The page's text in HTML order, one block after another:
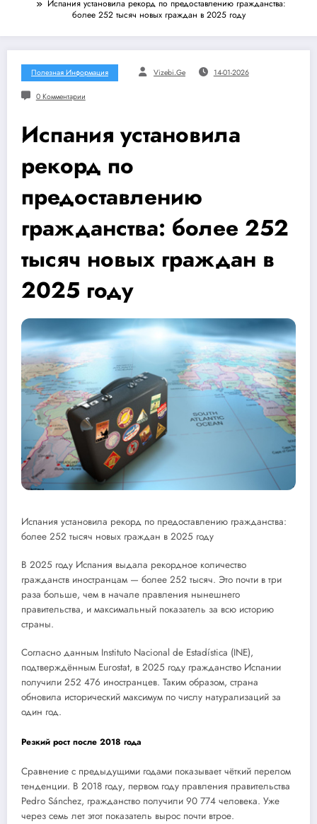
Испания установила рекорд по предоставлению гражданства:
более 252 тысяч новых граждан в 2025 году
Полезная Информация Vizebi.ge 14-01-2026
0 Комментарии
Испания установила
рекорд по
предоставлению
гражданства: более 252
тысяч новых граждан в
2025 году
Испания установила рекорд по предоставлению гражданства:
более 252 тысяч новых граждан в 2025 году
В 2025 году Испания выдала рекордное количество
гражданств иностранцам — более 252 тысяч. Это почти в три
раза больше, чем в начале правления нынешнего
правительства, и максимальный показатель за всю историю
страны.
Согласно данным Instituto Nacional de Estadística (INE),
подтверждённым Eurostat, в 2025 году гражданство Испании
получили 252 476 иностранцев. Таким образом, страна
обновила исторический максимум по числу натурализаций за
один год.
Резкий рост после 2018 года
Сравнение с предыдущими годами показывает чёткий перелом
тенденции. В 2018 году, первом году правления правительства
Pedro Sánchez, гражданство получили 90 774 человека. Уже
через семь лет этот показатель вырос почти втрое.